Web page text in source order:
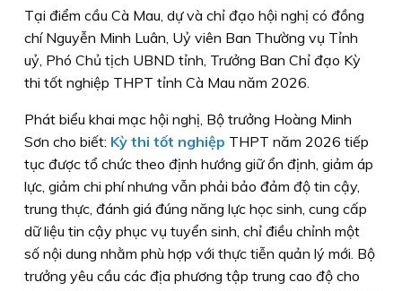
Tại điểm cầu Cà Mau, dự và chỉ đạo hội nghị có đồng
chí Nguyễn Minh Luân, Uỷ viên Ban Thường vụ Tỉnh
uỷ, Phó Chủ tịch UBND tỉnh, Trưởng Ban Chỉ đạo Kỳ
thi tốt nghiệp THPT tỉnh Cà Mau năm 2026.
Phát biểu khai mạc hội nghị, Bộ trưởng Hoàng Minh
Sơn cho biết: Kỳ thi tốt nghiệp THPT năm 2026 tiếp
tục được tổ chức theo định hướng giữ ổn định, giảm áp
lực, giảm chi phí nhưng vẫn phải bảo đảm độ tin cậy,
trung thực, đánh giá đúng năng lực học sinh, cung cấp
dữ liệu tin cậy phục vụ tuyển sinh, chỉ điều chỉnh một
số nội dung nhằm phù hợp với thực tiễn quản lý mới. Bộ
trưởng yêu cầu các địa phương tập trung cao độ cho